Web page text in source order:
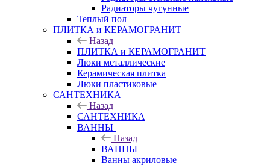
Радиаторы чугунные
Теплый пол
ПЛИТКА и КЕРАМОГРАНИТ
Назад
ПЛИТКА и КЕРАМОГРАНИТ
Люки металлические
Керамическая плитка
Люки пластиковые
САНТЕХНИКА
Назад
САНТЕХНИКА
ВАННЫ
Назад
ВАННЫ
Ванны акриловые